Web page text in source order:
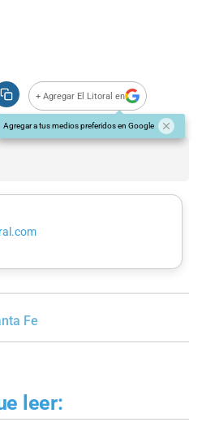
+ Agregar El Litoral en
Agregar a tus medios preferidos en Google
Fe
leer: